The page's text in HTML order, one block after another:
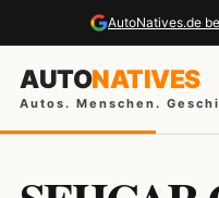
AutoNatives.de
AUTONATIVES
Autos. Menschen.